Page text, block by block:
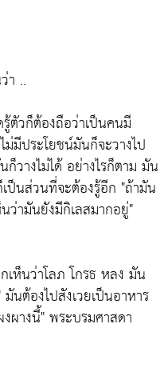
า ..
ตัวก็ต้องถือว่าเป็นคนมี
มีประโยชน์มันก็จะวางไป
วางไม่ได้ อย่างไรก็ตาม มัน
ป็นส่วนที่จะต้องรู้อีก "ถ้ามัน
ว่ามันยังมีกิเลสมากอยู่"
เห็นว่าโลภ โกรธ หลง มัน
มันต้องไปสังเวยเป็นอาหาร
งผางนี้"พระบรมศาสดา